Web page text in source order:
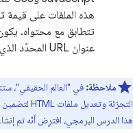
تتطابق مع محتواه.
عنوان URL المحدّد الذي يجب تحميله.
ملاحظة: في "العالم الحقيقي"،
هذا الدرس البرمجي، افترِض أنّه تم